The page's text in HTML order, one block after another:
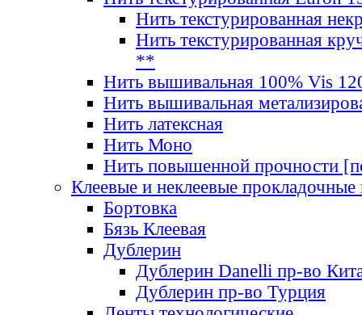
Нить текстурированная
Нить текстурированная
**
Нить вышивальная 100% Vis
Нить вышивальная
Нить латексная
Нить Моно
Нить повышенной прочности
Клеевые и неклеевые прокладочные
Бортовка
Бязь Клеевая
Дублерин
Дублерин Danelli пр-во
Дублерин пр-во Турция